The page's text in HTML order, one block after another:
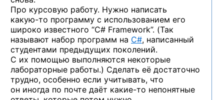
Про курсовую работу. Нужно написать
какую-то программу с использованием его
широко известного “C# Framework”. (Так
называют набор программ на C#, написанный
студентами предыдущих поколений.
С их помощью выполняются некоторые
лабораторные работы.) Сделать её достаточно
трудно, особенно если учитывать, что
он иногда по почте даёт какие-то непонятные